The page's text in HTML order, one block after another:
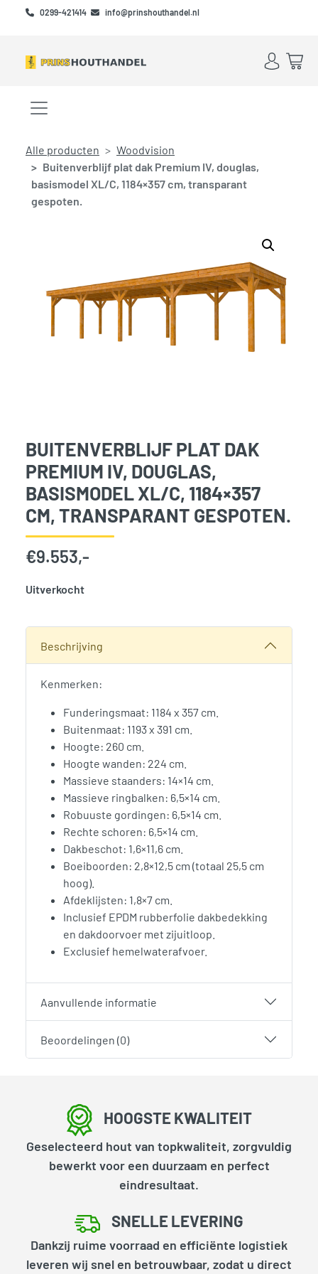
Skip to main content
Skip to footer
0299-421414 info@prinshouthandel.nl
Account
Menu openen/sluiten
Alle producten
Woodvision
Buitenverblijf plat dak Premium IV, douglas,
basismodel XL/C, 1184×357 cm, transparant
gespoten.
BUITENVERBLIJF PLAT DAK
PREMIUM IV, DOUGLAS,
BASISMODEL XL/C, 1184×357
CM, TRANSPARANT GESPOTEN.
€9.553,-
Uitverkocht
Beschrijving
Kenmerken:
Funderingsmaat: 1184 x 357 cm.
Buitenmaat: 1193 x 391 cm.
Hoogte: 260 cm.
Hoogte wanden: 224 cm.
Massieve staanders: 14×14 cm.
Massieve ringbalken: 6,5×14 cm.
Robuuste gordingen: 6,5×14 cm.
Rechte schoren: 6,5×14 cm.
Dakbeschot: 1,6×11,6 cm.
Boeiboorden: 2,8×12,5 cm (totaal 25,5 cm
hoog).
Afdeklijsten: 1,8×7 cm.
Inclusief EPDM rubberfolie dakbedekking
en dakdoorvoer met zijuitloop.
Exclusief hemelwaterafvoer.
Aanvullende informatie
Beoordelingen (0)
HOOGSTE KWALITEIT
Geselecteerd hout van topkwaliteit, zorgvuldig
bewerkt voor een duurzaam en perfect
eindresultaat.
SNELLE LEVERING
Dankzij ruime voorraad en efficiënte logistiek
leveren wij snel en betrouwbaar, zodat u direct